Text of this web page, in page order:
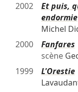
2002
Et puis,
endormie
Michel
2000
Fanfares
scène
1999
L'Orestie